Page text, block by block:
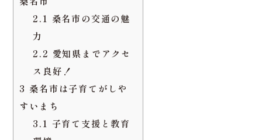
1桑名市のエリア情報は？
1.1 桑名市の地理と交
通アクセス
1.2 住環境と生活の利
便性
1.3 桑名市は三重県内
でスーパーが最も多
い！？